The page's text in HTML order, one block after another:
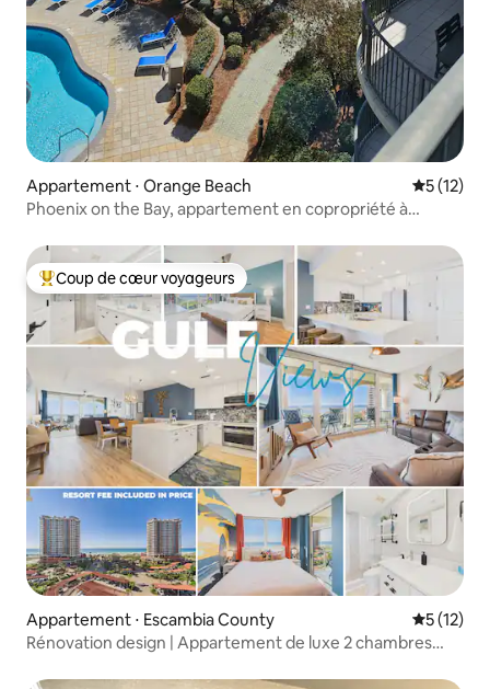
Appartement ⋅ Orange Beach
5 (12)
Phoenix on the Bay, appartement en copropriété à
Coups de cœur voyageurs les plus appréciés
Coup de cœur voyageurs
Appartement ⋅ Escambia County
5 (12)
Rénovation design | Appartement de luxe 2 chambres